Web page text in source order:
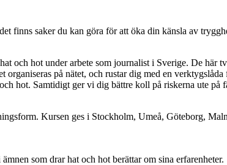
finns saker du kan göra för att öka din känsla av
och hot under arbete som journalist i Sverige. De här
på nätet, och rustar dig med en
hot. Samtidigt ger vi dig bättre koll på riskerna ute
Kursen ges i Stockholm, Umeå, Göteborg,
som drar hat och hot berättar om sina erfarenheter.